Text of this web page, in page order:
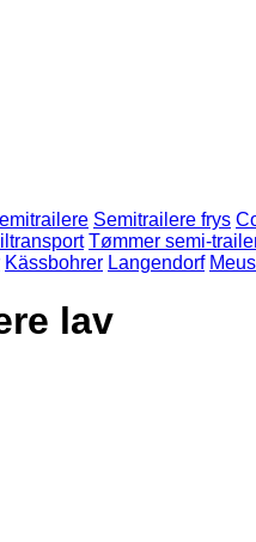
Semitrailere frys
Tømmer semi-
Kässbohrer Langendorf
lav